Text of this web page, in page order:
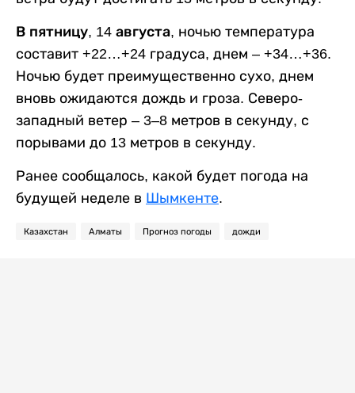
В пятницу, 14 августа, ночью температура
составит +22…+24 градуса, днем – +34…+36.
Ночью будет преимущественно сухо, днем
вновь ожидаются дождь и гроза. Северо-
западный ветер – 3–8 метров в секунду, с
порывами до 13 метров в секунду.
Ранее сообщалось, какой будет погода на
будущей неделе в Шымкенте.
Казахстан Алматы Прогноз погоды дожди